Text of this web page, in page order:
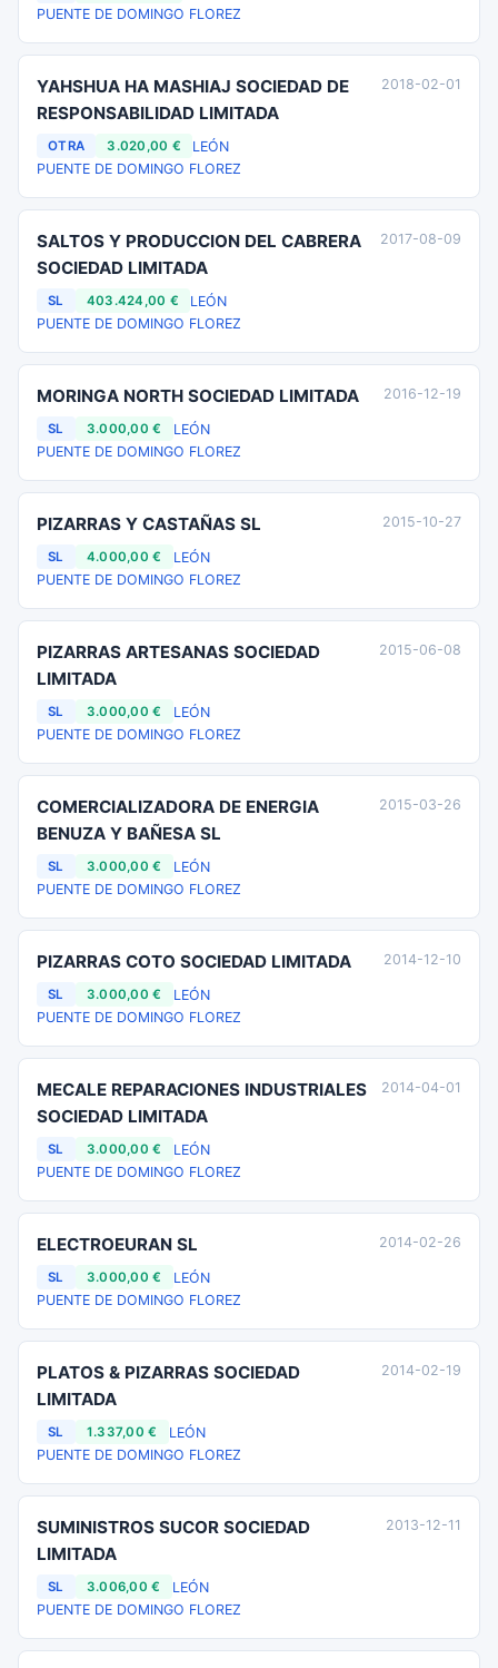
PUENTE DE DOMINGO FLOREZ
YAHSHUA HA MASHIAJ SOCIEDAD DE
RESPONSABILIDAD LIMITADA
OTRA 3.020,00 €
LEÓN
PUENTE DE DOMINGO FLOREZ
2018-02-01
SALTOS Y PRODUCCION DEL CABRERA
SOCIEDAD LIMITADA
SL 403.424,00 €
LEÓN
PUENTE DE DOMINGO FLOREZ
2017-08-09
MORINGA NORTH SOCIEDAD LIMITADA
SL 3.000,00 €
LEÓN
PUENTE DE DOMINGO FLOREZ
2016-12-19
PIZARRAS Y CASTAÑAS SL
SL 4.000,00 €
LEÓN
PUENTE DE DOMINGO FLOREZ
2015-10-27
PIZARRAS ARTESANAS SOCIEDAD
LIMITADA
SL 3.000,00 €
LEÓN
PUENTE DE DOMINGO FLOREZ
2015-06-08
COMERCIALIZADORA DE ENERGIA
BENUZA Y BAÑESA SL
SL 3.000,00 €
LEÓN
PUENTE DE DOMINGO FLOREZ
2015-03-26
PIZARRAS COTO SOCIEDAD LIMITADA
SL 3.000,00 €
LEÓN
PUENTE DE DOMINGO FLOREZ
2014-12-10
MECALE REPARACIONES INDUSTRIALES
SOCIEDAD LIMITADA
SL 3.000,00 €
LEÓN
PUENTE DE DOMINGO FLOREZ
2014-04-01
ELECTROEURAN SL
SL 3.000,00 €
LEÓN
PUENTE DE DOMINGO FLOREZ
2014-02-26
PLATOS & PIZARRAS SOCIEDAD
LIMITADA
SL 1.337,00 €
LEÓN
PUENTE DE DOMINGO FLOREZ
2014-02-19
SUMINISTROS SUCOR SOCIEDAD
LIMITADA
SL 3.006,00 €
LEÓN
PUENTE DE DOMINGO FLOREZ
2013-12-11